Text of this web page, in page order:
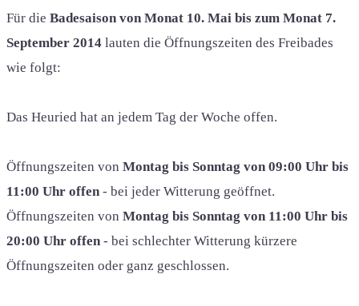
Für die Badesaison von Monat 10. Mai bis zum Monat 7.
September 2014 lauten die Öffnungszeiten des Freibades
wie folgt:
Das Heuried hat an jedem Tag der Woche offen.
Öffnungszeiten von Montag bis Sonntag von 09:00 Uhr bis
11:00 Uhr offen - bei jeder Witterung geöffnet.
Öffnungszeiten von Montag bis Sonntag von 11:00 Uhr bis
20:00 Uhr offen - bei schlechter Witterung kürzere
Öffnungszeiten oder ganz geschlossen.